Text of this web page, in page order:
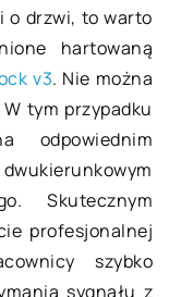
o drzwi, to warto
hartowaną
v3. Nie można
tym przypadku
odpowiednim
Skutecznym
profesjonalnej
szybko
sygnału z